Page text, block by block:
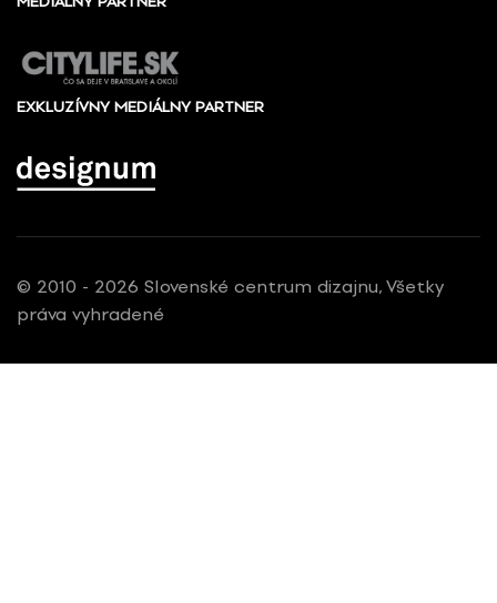
EXKLUZÍVNY MEDIÁLNY PARTNER
© 2010 - 2026 Slovenské centrum dizajnu, Všetky
práva vyhradené